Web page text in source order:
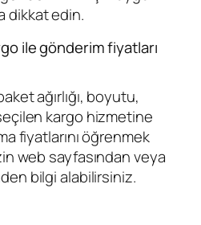
dikkat edin.
ile gönderim fiyatları
ağırlığı, boyutu,
kargo hizmetine
fiyatlarını öğrenmek
web sayfasından veya
bilgi alabilirsiniz.